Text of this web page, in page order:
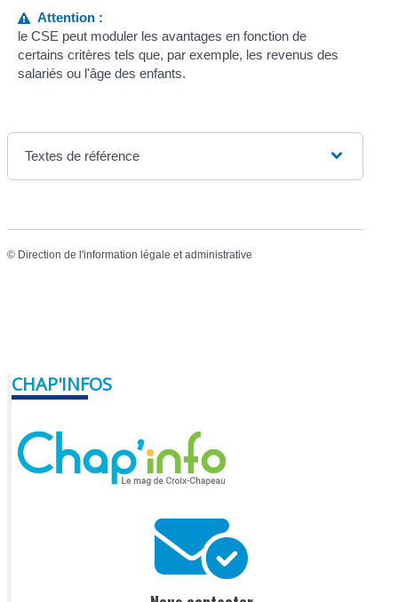
Attention :
le CSE peut moduler les avantages en fonction de
certains critères tels que, par exemple, les revenus des
salariés ou l'âge des enfants.
Textes de référence
© Direction de l'information légale et administrative
CHAP'INFOS